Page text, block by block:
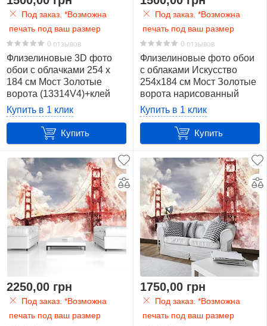
Панорама
Пейзаж
Песок
Пляж
4
Природа
4
Франциско
Под заказ. *Возможна
печать под ваш размер
0 отзывов
Флизелиновые 3D фото
обои с облачками 254 x
184 см Мост Золотые
ворота (13314V4)+клей
Купить в 1 клик
Купить
Под заказ. *Возможна
печать под ваш размер
0 отзывов
Флизелиновые фото обои
с облаками Искусство
254x184 см Мост Золотые
ворота нарисованный
акварелью
(12920V4)+клей
Купить в 1 клик
Купить
2250,00 грн
Под заказ. *Возможна
печать под ваш размер
1750,00 грн
Под заказ. *Возможна
печать под ваш размер